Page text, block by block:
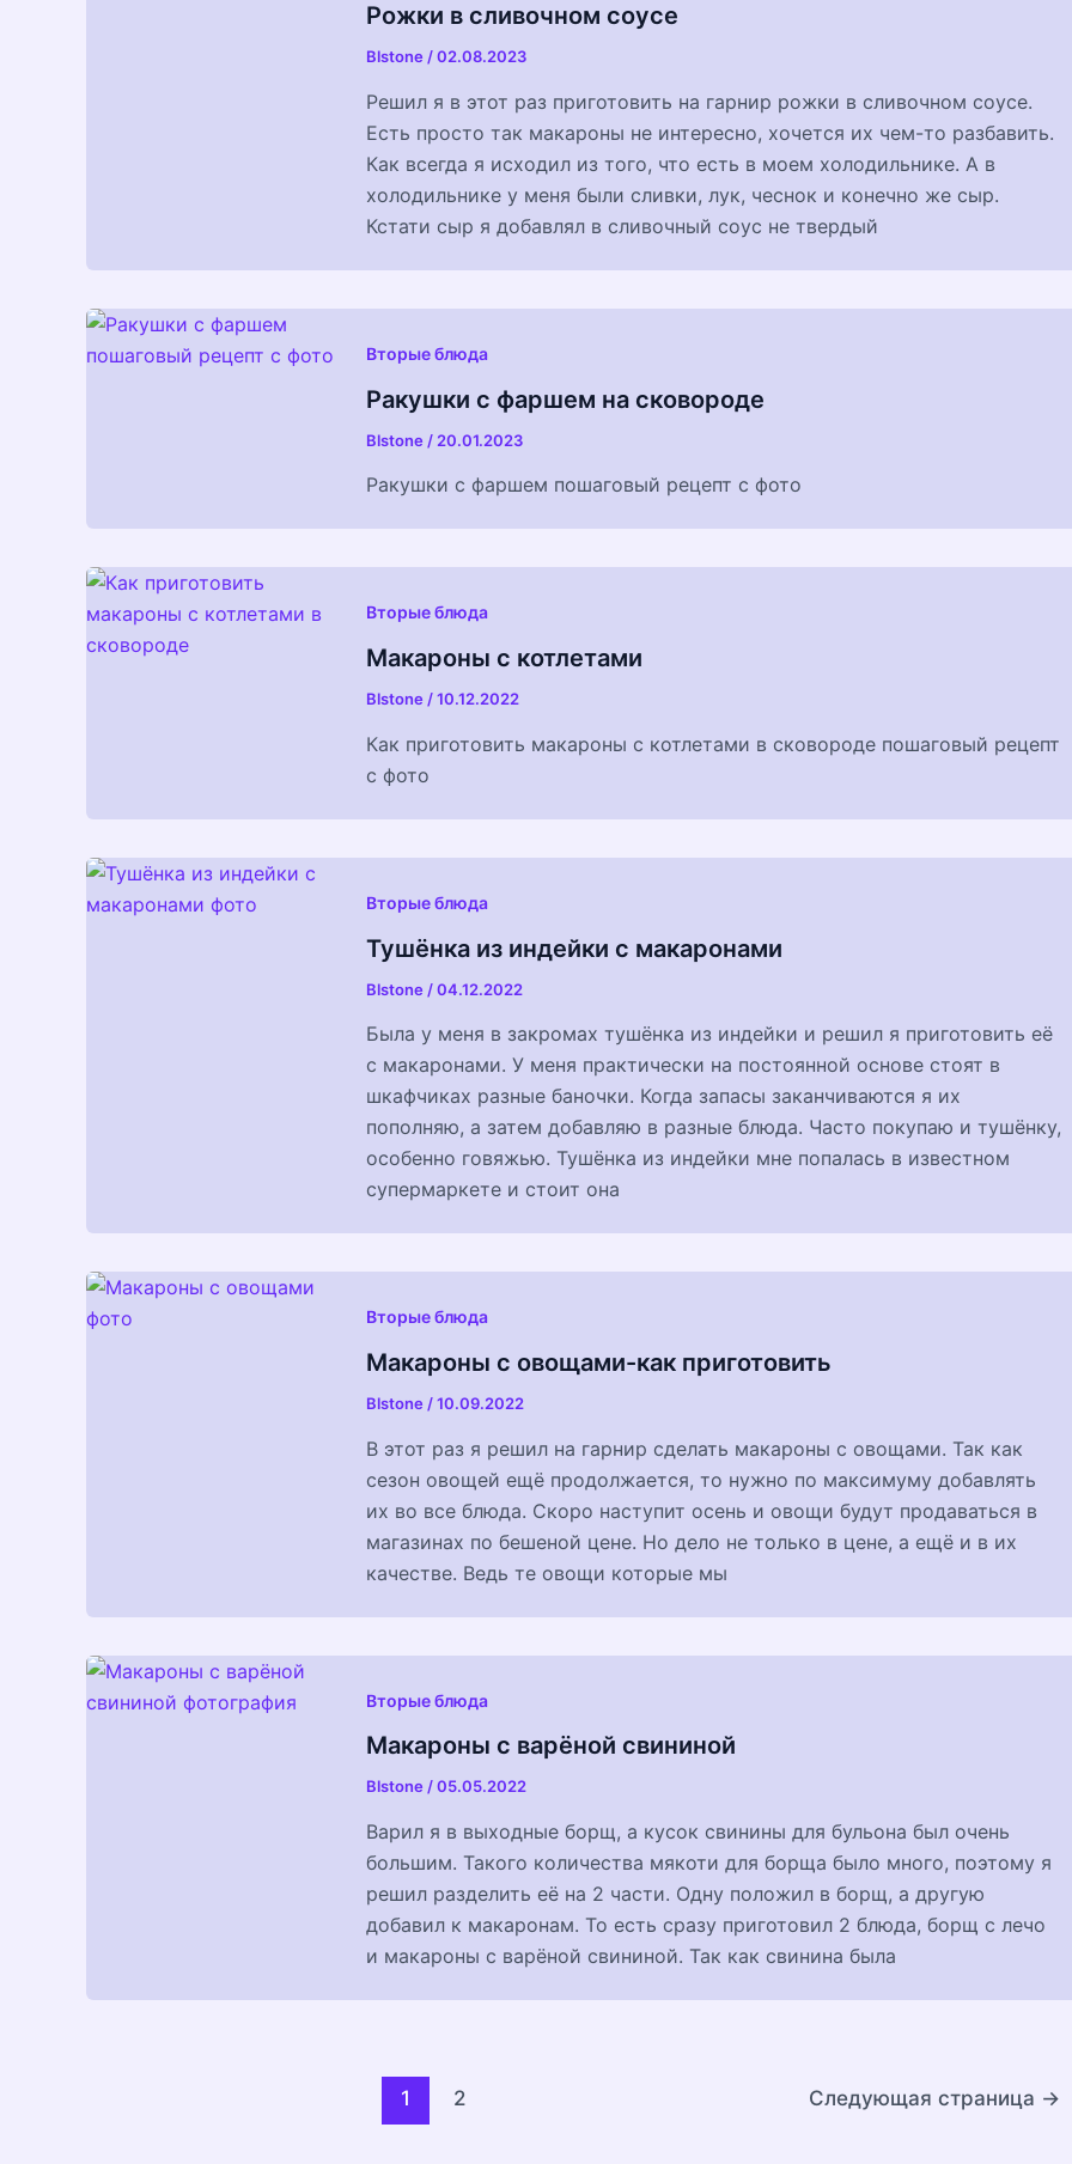
Рожки в сливочном соусе
Blstone /02.08.2023
Решил я в этот раз приготовить на гарнир рожки в сливочном соусе.
Есть просто так макароны не интересно, хочется их чем-то разбавить.
Как всегда я исходил из того, что есть в моем холодильнике. А в
холодильнике у меня были сливки, лук, чеснок и конечно же сыр.
Кстати сыр я добавлял в сливочный соус не твердый
Вторые блюда
Ракушки с фаршем на сковороде
Blstone / 20.01.2023
Ракушки с фаршем пошаговый рецепт с фото
Вторые блюда
Макароны с котлетами
Blstone /10.12.2022
Как приготовить макароны с котлетами в сковороде пошаговый рецепт
с фото
Вторые блюда
Тушёнка из индейки с макаронами
Blstone /04.12.2022
Была у меня в закромах тушёнка из индейки и решил я приготовить её
с макаронами. У меня практически на постоянной основе стоят в
шкафчиках разные баночки. Когда запасы заканчиваются я их
пополняю, а затем добавляю в разные блюда. Часто покупаю и тушёнку,
особенно говяжью. Тушёнка из индейки мне попалась в известном
супермаркете и стоит она
Вторые блюда
Макароны с овощами-как приготовить
Blstone /10.09.2022
В этот раз я решил на гарнир сделать макароны с овощами. Так как
сезон овощей ещё продолжается, то нужно по максимуму добавлять
их во все блюда. Скоро наступит осень и овощи будут продаваться в
магазинах по бешеной цене. Но дело не только в цене, а ещё и в их
качестве. Ведь те овощи которые мы
Вторые блюда
Макароны с варёной свининой
Blstone /05.05.2022
Варил я в выходные борщ, а кусок свинины для бульона был очень
большим. Такого количества мякоти для борща было много, поэтому я
решил разделить её на 2 части. Одну положил в борщ, а другую
добавил к макаронам. То есть сразу приготовил 2 блюда, борщ с лечо
и макароны с варёной свининой. Так как свинина была
1 2 Следующая страница →